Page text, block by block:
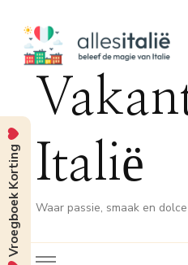
Italië
Waar passie, smaak en
Vroegboek Korting